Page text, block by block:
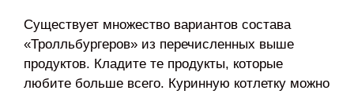
Существует множество вариантов состава
«Тролльбургеров» из перечисленных выше
продуктов. Кладите те продукты, которые
любите больше всего. Куринную котлетку можно